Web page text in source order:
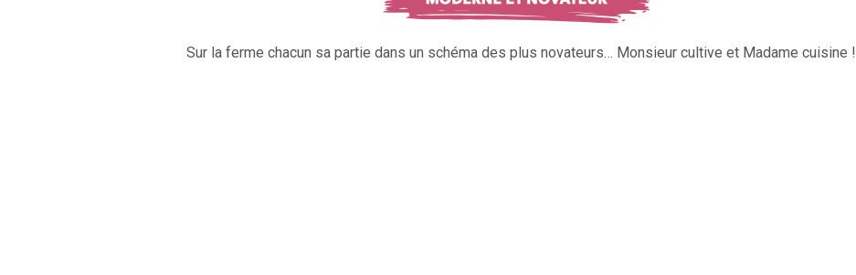
Sur la ferme chacun sa partie dans un schéma des plus novateurs… Monsieur cultive et Madame cuisine !